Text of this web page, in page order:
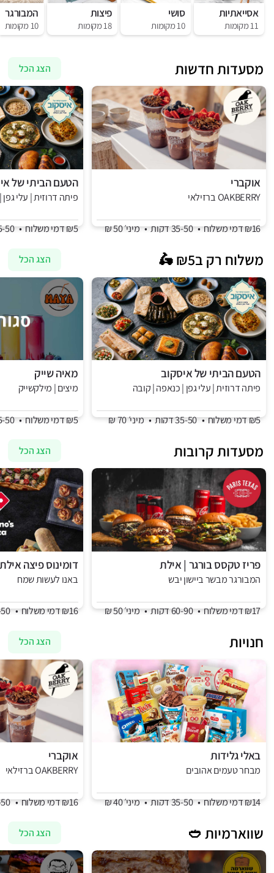
אסייאתיות
11 מקומות
סושי
10 מקומות
פיצות
18 מקומות
המבורגר
10 מקומות
מסעדות חדשות הצג הכל
אוקברי
OAKBERRY ברזילאי
₪16 דמי משלוח • 35-50 דקות • מיני׳ 50 ₪
הטעם הביתי של
פיתה דרוזית | עלי
₪5 דמי משלוח • 35-50 דקות
משלוח רק ב₪5 🛵 הצג הכל
הטעם הביתי של איסקוב
פיתה דרוזית | עלי גפן | כנאפה | קובה
₪5 דמי משלוח • 35-50 דקות • מיני׳ 70 ₪
מאיה שייק
מיצים | מילקשייק
₪5 דמי משלוח • 35-50 דקות
מסעדות קרובות הצג הכל
פריז טקסס בורגר | אילת
המבורגר מבשר ביישון יבש
₪17 דמי משלוח • 60-90 דקות • מיני׳ 50 ₪
דומינוס פיצה
באנו לעשות שמח
₪16 דמי משלוח • 35-50 דקות
חנויות הצג הכל
באלי גלידות
מבחר טעמים אהובים
₪14 דמי משלוח • 35-50 דקות • מיני׳ 40 ₪
אוקברי
OAKBERRY ברזילאי
₪16 דמי משלוח • 35-50 דקות
שווארמיות 🥙 הצג הכל